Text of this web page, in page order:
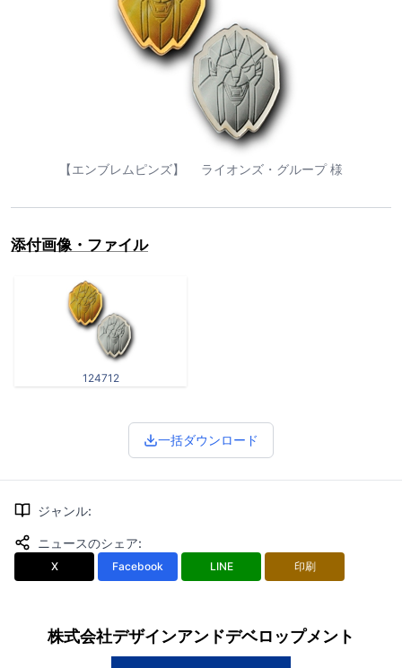
【エンブレムピンズ】 ライオンズ・グループ 様
添付画像・ファイル
124712
一括ダウンロード
ジャンル:
ニュースのシェア:
X Facebook LINE 印刷
株式会社デザインアンドデベロップメント